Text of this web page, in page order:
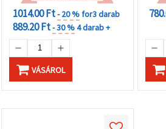
1014.00 Ft- 20 %for3 darab
889.20 Ft- 30 %4 darab +
VÁSÁROL